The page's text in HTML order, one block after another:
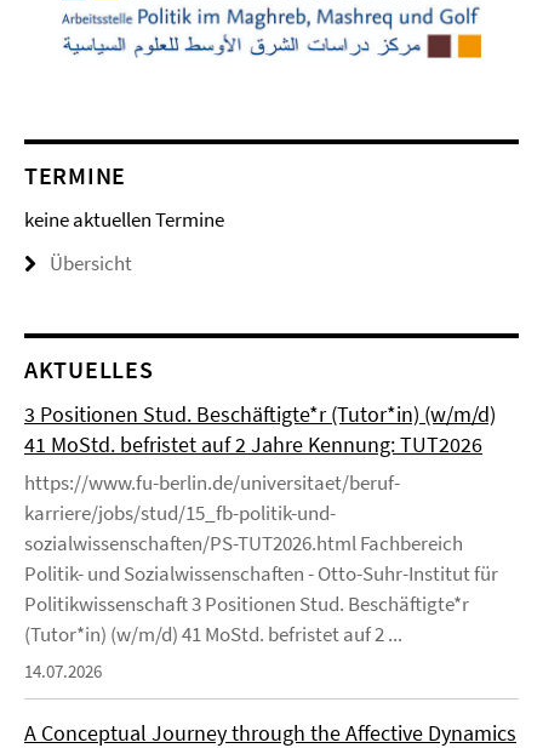
TERMINE
keine aktuellen Termine
Übersicht
AKTUELLES
3 Positionen Stud. Beschäftigte*r (Tutor*in) (w/m/d)
41 MoStd. befristet auf 2 Jahre Kennung: TUT2026
https://www.fu-berlin.de/universitaet/beruf-
karriere/jobs/stud/15_fb-politik-und-
sozialwissenschaften/PS-TUT2026.html Fachbereich
Politik- und Sozialwissenschaften - Otto-Suhr-Institut für
Politikwissenschaft 3 Positionen Stud. Beschäftigte*r
(Tutor*in) (w/m/d) 41 MoStd. befristet auf 2 ...
14.07.2026
A Conceptual Journey through the Affective Dynamics